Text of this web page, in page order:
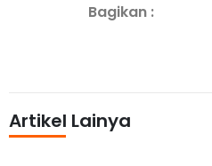
Bagikan :
Artikel Lainya